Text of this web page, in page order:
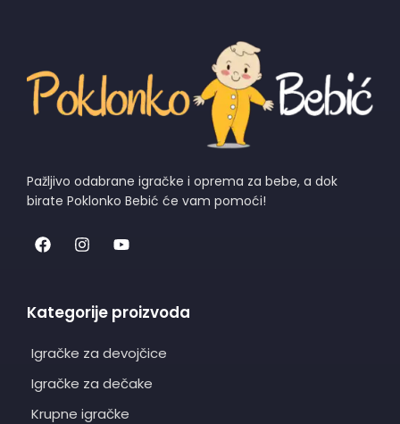
Pažljivo odabrane igračke i oprema za bebe, a dok
birate Poklonko Bebić će vam pomoći!
Kategorije proizvoda
Igračke za devojčice
Igračke za dečake
Krupne igračke